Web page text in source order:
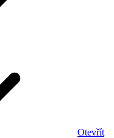
Otevřít